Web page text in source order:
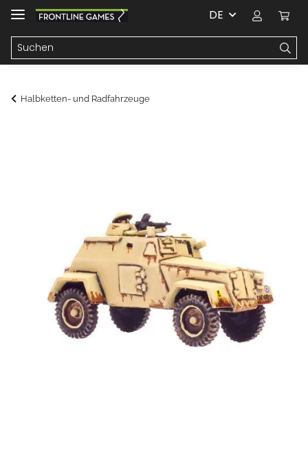
DE
Halbketten- und Radfahrzeuge